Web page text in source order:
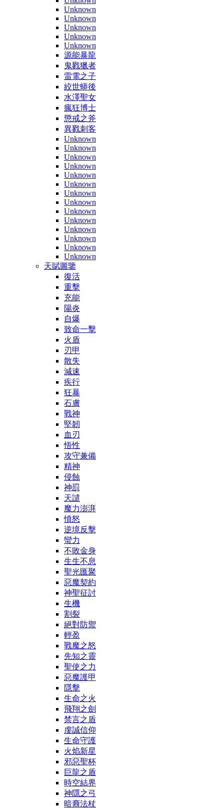
Unknown
Unknown
Unknown
Unknown
Unknown
源能暴龍
鬼戮獵者
雷電之子
絞世蟒後
水澤聖女
瘋狂博士
懲戒之斧
異戮刺客
Unknown
Unknown
Unknown
Unknown
Unknown
Unknown
Unknown
Unknown
Unknown
Unknown
Unknown
Unknown
Unknown
Unknown
天賦圖鑒
復活
重擊
充能
陽炎
自爆
致命一擊
火盾
刃甲
散失
減速
疾行
狂暴
石膚
戰神
堅韌
血刃
悟性
攻守兼備
精神
侵蝕
神罰
天譴
魔力澎湃
憤怒
逆境反擊
蠻力
不敗金身
生生不息
聖光匯聚
惡魔契約
神聖征討
生機
割裂
絕對防禦
輕盈
戰魔之怒
先知之靈
聖使之力
惡魔護甲
隱擊
生命之火
飛翔之劍
禁言之盾
虔誠信仰
生命守護
火焰新星
邪惡聖杯
巨龍之盾
時空結界
神隱之弓
暗裔法杖